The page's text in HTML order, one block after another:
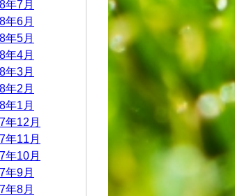
年7月
年6月
年5月
年4月
年3月
年2月
年1月
年12月
年11月
年10月
年9月
年8月